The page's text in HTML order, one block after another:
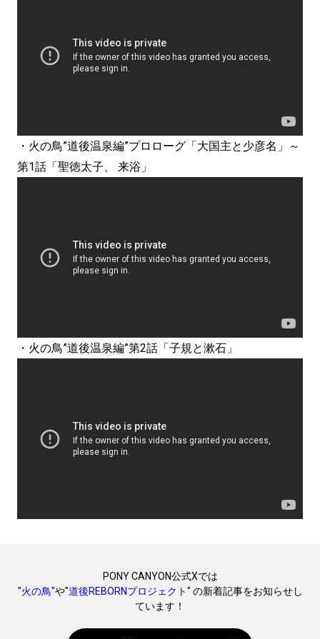
・火の鳥”道後温泉編”プロローグ「大国主と少彦名」～
第1話「聖徳太子、 来浴」
・火の鳥”道後温泉編”第2話「子規と漱石」
PONY CANYON公式Xでは
"火の鳥"や"道後REBORNプロジェクト" の新着記事をお知らせし
ています！